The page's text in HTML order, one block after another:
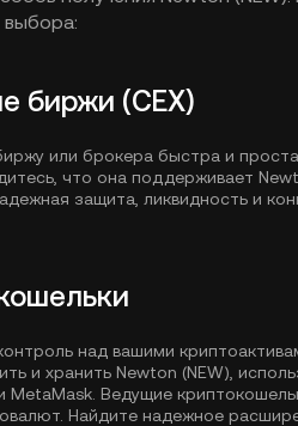
выбора:
биржи (CEX)
или брокера быстра и
что она поддерживает
защита, ликвидность и
над вашими
и хранить Newton (NEW),
MetaMask. Ведущие
Найдите надежное